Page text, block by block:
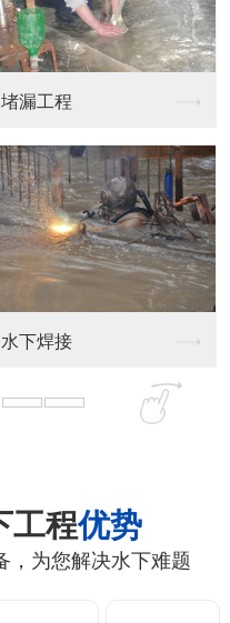
堵漏工程
水下焊接
工程优势
，为您解决水下难题